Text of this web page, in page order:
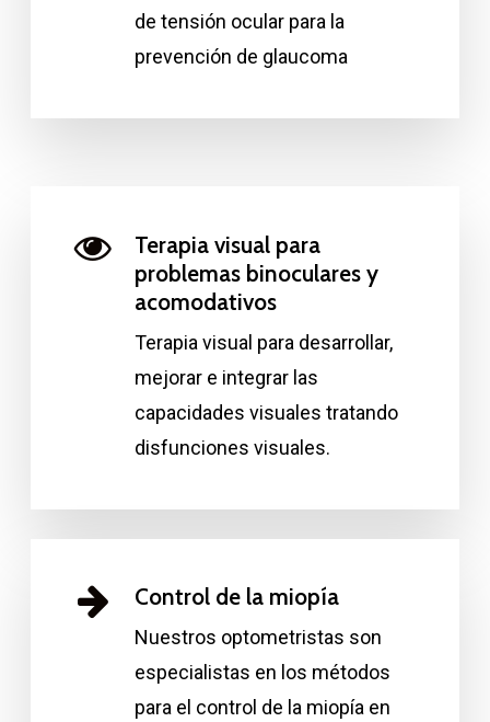
de tensión ocular para la
prevención de glaucoma
Terapia visual para
problemas binoculares y
acomodativos
Terapia visual para desarrollar,
mejorar e integrar las
capacidades visuales tratando
disfunciones visuales.
Control de la miopía
Nuestros optometristas son
especialistas en los métodos
para el control de la miopía en